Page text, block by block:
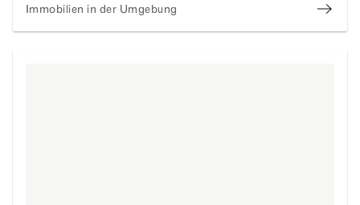
Immobilien in der Umgebung